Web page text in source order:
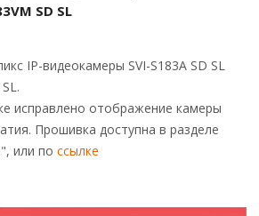
SD SL
IP-видеокамеры SVI-S183A SD SL
исправлено отображение камеры
Прошивка доступна в разделе
или по ссылке